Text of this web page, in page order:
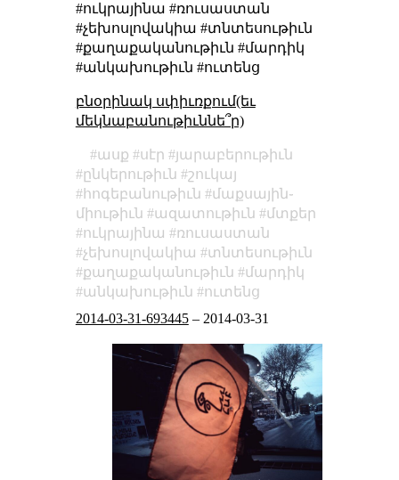
#ուկրայինա #ռուսաստան
#չեխոսլովակիա #տնտեսութիւն
#քաղաքականութիւն #մարդիկ
#անկախութիւն #ուտենց
բնօրինակ սփիւռքում(եւ
մեկնաբանութիւննե՞ր)
ասք սէր
յարաբերութիւն
ընկերութիւն
շուկայ
հոգեբանութիւն
մաքսային֊
միութիւն
ազատութիւն
մտքեր
ուկրայինա
ռուսաստան
չեխոսլովակիա
տնտեսութիւն
քաղաքականութիւն
մարդիկ
անկախութիւն
ուտենց
2014-03-31-693445– 2014-03-31